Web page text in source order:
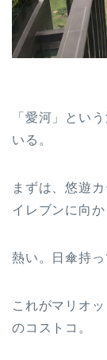
「愛河」とい
いる。
まずは、悠遊
イレブンに向か
熱い。日傘持っ
これがマリオ
のコストコ。